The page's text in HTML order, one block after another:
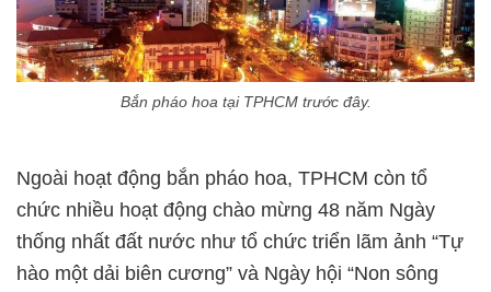
Bắn pháo hoa tại TPHCM trước đây.
Ngoài hoạt động bắn pháo hoa, TPHCM còn tổ
chức nhiều hoạt động chào mừng 48 năm Ngày
thống nhất đất nước như tổ chức triển lãm ảnh “Tự
hào một dải biên cương” và Ngày hội “Non sông